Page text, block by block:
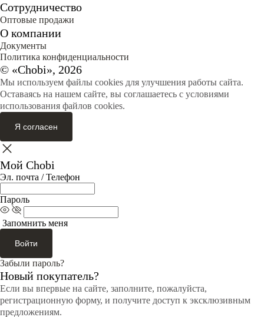
Сотрудничество
Оптовые продажи
О компании
Документы
Политика конфиденциальности
© «Chobi», 2026
Мы используем файлы cookies для улучшения работы сайта.
Оставаясь на нашем сайте, вы соглашаетесь с условиями
использования файлов cookies.
Я согласен
Мой Chobi
Эл. почта / Телефон
Пароль
Запомнить меня
Войти
Забыли пароль?
Новый покупатель?
Если вы впервые на сайте, заполните, пожалуйста,
регистрационную форму, и получите доступ к эксклюзивным
предложениям.